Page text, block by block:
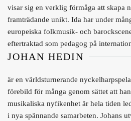
visar sig en verklig förmåga att skapa
framträdande unikt. Ida har under
europeiska folkmusik- och
eftertraktad som pedagog på
JOHAN HEDIN
är en världsturnerande
förebild för många genom sättet att
musikaliska nyfikenhet är hela tiden
i nya spännande samarbeten. Johans